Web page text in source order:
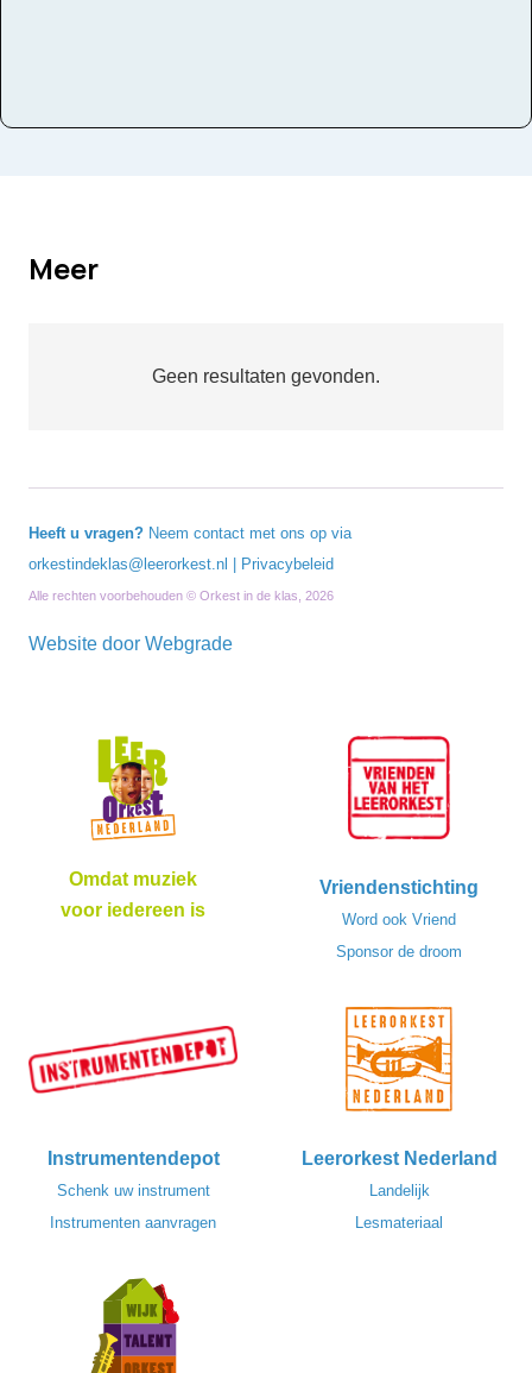
Meer
Geen resultaten gevonden.
Omdat muziek
voor iedereen is
Vriendenstichting
Word ook Vriend
Sponsor de droom
Instrumentendepot
Schenk uw instrument
Instrumenten aanvragen
Leerorkest Nederland
Landelijk
Lesmateriaal
Heeft u vragen? Neem contact met ons op via
orkestindeklas@leerorkest.nl
Privacybeleid
Alle rechten voorbehouden © Orkest in de klas, 2026
Website door Webgrade